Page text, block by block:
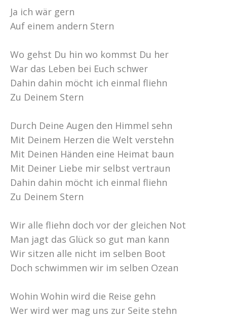
Ja ich wär gern
Auf einem andern Stern
Wo gehst Du hin wo kommst Du her
War das Leben bei Euch schwer
Dahin dahin möcht ich einmal fliehn
Zu Deinem Stern
Durch Deine Augen den Himmel sehn
Mit Deinem Herzen die Welt verstehn
Mit Deinen Händen eine Heimat baun
Mit Deiner Liebe mir selbst vertraun
Dahin dahin möcht ich einmal fliehn
Zu Deinem Stern
Wir alle fliehn doch vor der gleichen Not
Man jagt das Glück so gut man kann
Wir sitzen alle nicht im selben Boot
Doch schwimmen wir im selben Ozean
Wohin Wohin wird die Reise gehn
Wer wird wer mag uns zur Seite stehn